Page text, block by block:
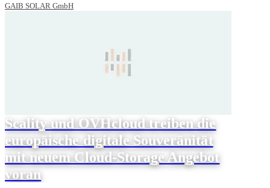
GAIB SOLAR GmbH
Scality und OVHcloud treiben die
europäische digitale Souveränität
mit neuem Cloud-Storage Angebot
voran